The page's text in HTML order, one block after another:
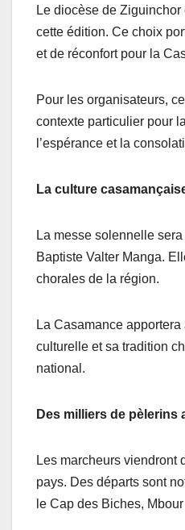
Le diocèse de Ziguinchor
cette édition. Ce choix
et de réconfort pour la
Pour les organisateurs,
contexte particulier pour
l’espérance et la
La culture
La messe solennelle
Baptiste Valter Manga.
chorales de la région.
La Casamance
culturelle et sa tradition
national.
Des milliers de pèlerins
Les marcheurs viendront
pays. Des départs sont
le Cap des Biches,